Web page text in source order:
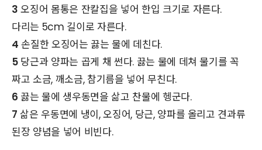
3 오징어 몸통은 잔칼집을 넣어 한입 크기로 자른다.
다리는 5cm 길이로 자른다.
4 손질한 오징어는 끓는 물에 데친다.
5당근과 양파는 곱게 채 썬다. 끓는 물에 데쳐 물기를 꼭
짜고 소금, 깨소금, 참기름을 넣어 무친다.
6 끓는 물에 생우동면을 삶고 찬물에 헹군다.
7 삶은 우동면에 냉이, 오징어, 당근, 양파를 올리고 견과류
된장 양념을 넣어 비빈다.